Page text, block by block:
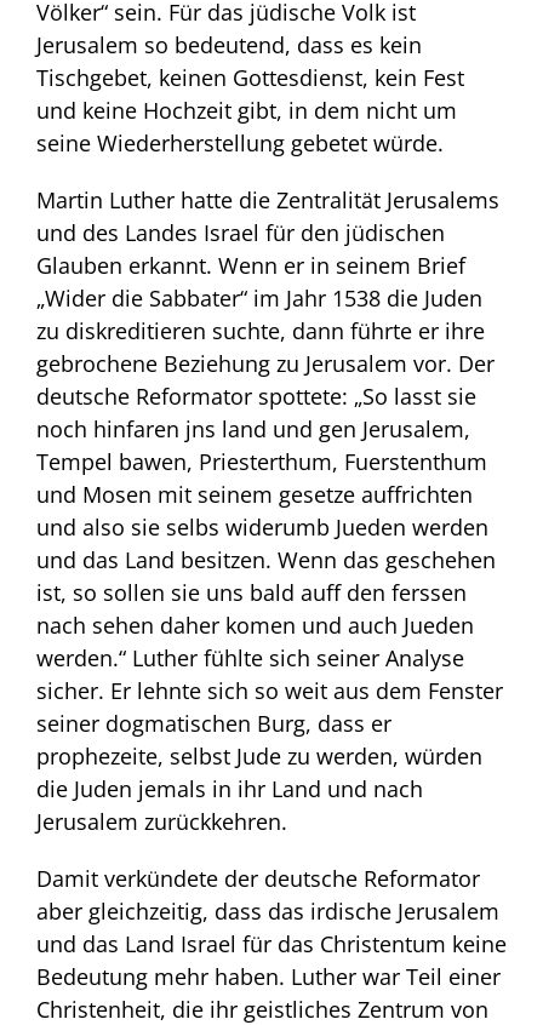
Völker“ sein. Für das jüdische Volk ist
Jerusalem so bedeutend, dass es kein
Tischgebet, keinen Gottesdienst, kein Fest
und keine Hochzeit gibt, in dem nicht um
seine Wiederherstellung gebetet würde.
Martin Luther hatte die Zentralität Jerusalems
und des Landes Israel für den jüdischen
Glauben erkannt. Wenn er in seinem Brief
„Wider die Sabbater“ im Jahr 1538 die Juden
zu diskreditieren suchte, dann führte er ihre
gebrochene Beziehung zu Jerusalem vor. Der
deutsche Reformator spottete: „So lasst sie
noch hinfaren jns land und gen Jerusalem,
Tempel bawen, Priesterthum, Fuerstenthum
und Mosen mit seinem gesetze auffrichten
und also sie selbs widerumb Jueden werden
und das Land besitzen. Wenn das geschehen
ist, so sollen sie uns bald auff den ferssen
nach sehen daher komen und auch Jueden
werden.“ Luther fühlte sich seiner Analyse
sicher. Er lehnte sich so weit aus dem Fenster
seiner dogmatischen Burg, dass er
prophezeite, selbst Jude zu werden, würden
die Juden jemals in ihr Land und nach
Jerusalem zurückkehren.
Damit verkündete der deutsche Reformator
aber gleichzeitig, dass das irdische Jerusalem
und das Land Israel für das Christentum keine
Bedeutung mehr haben. Luther war Teil einer
Christenheit, die ihr geistliches Zentrum von